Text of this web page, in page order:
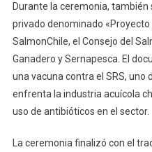
Durante la ceremonia,
privado denominado
SalmonChile, el Consejo del
Ganadero y Sernapesca. El
una vacuna contra el SRS, uno
enfrenta la industria acuícola
uso de antibióticos en el sector.
La ceremonia finalizó con el